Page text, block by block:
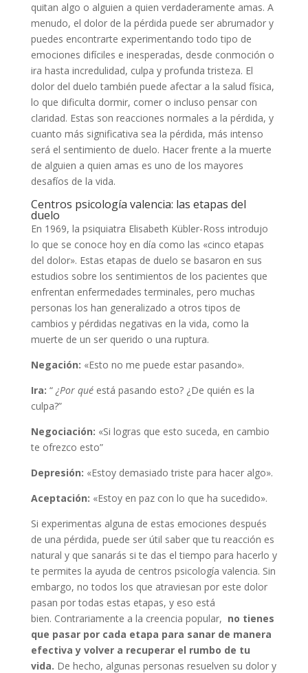
quitan algo o alguien a quien verdaderamente amas. A
menudo, el dolor de la pérdida puede ser abrumador y
puedes encontrarte experimentando todo tipo de
emociones difíciles e inesperadas, desde conmoción o
ira hasta incredulidad, culpa y profunda tristeza. El
dolor del duelo también puede afectar a la salud física,
lo que dificulta dormir, comer o incluso pensar con
claridad. Estas son reacciones normales a la pérdida, y
cuanto más significativa sea la pérdida, más intenso
será el sentimiento de duelo. Hacer frente a la muerte
de alguien a quien amas es uno de los mayores
desafíos de la vida.
Centros psicología valencia: las etapas del
duelo
En 1969, la psiquiatra Elisabeth Kübler-Ross introdujo
lo que se conoce hoy en día como las «cinco etapas
del dolor». Estas etapas de duelo se basaron en sus
estudios sobre los sentimientos de los pacientes que
enfrentan enfermedades terminales, pero muchas
personas los han generalizado a otros tipos de
cambios y pérdidas negativas en la vida, como la
muerte de un ser querido o una ruptura.
Negación: «Esto no me puede estar pasando».
Ira: “ ¿Por quéestá pasando esto? ¿De quién es la
culpa?”
Negociación: «Si logras que esto suceda, en cambio
te ofrezco esto”
Depresión: «Estoy demasiado triste para hacer algo».
Aceptación: «Estoy en paz con lo que ha sucedido».
Si experimentas alguna de estas emociones después
de una pérdida, puede ser útil saber que tu reacción es
natural y que sanarás si te das el tiempo para hacerlo y
te permites la ayuda de centros psicología valencia. Sin
embargo, no todos los que atraviesan por este dolor
pasan por todas estas etapas, y eso está
bien. Contrariamente a la creencia popular, no tienes
que pasar por cada etapa para sanar de manera
efectiva y volver a recuperar el rumbo de tu
vida. De hecho, algunas personas resuelven su dolor y